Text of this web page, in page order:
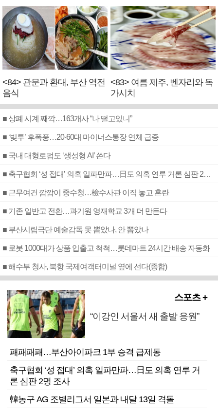
<84> 관문과 환대, 부산 역전
음식
<83> 여름 제주, 벤자리와 독
가시치
■ 상폐 시계 째깍…163개사 “나 떨고있니”
■ ‘빚투’ 후폭풍…20·60대 마이너스통장 연체 급증
■ 국내 대형로펌도 ‘생성형 AI’ 쓴다
■ 축구협회 ‘성 접대’ 의혹 일파만파…日도 의혹 연루 거론 심판 2명 조사
■ 근무여건 깜깜이 중수청…檢수사관 이직 놓고 혼란
■ 기존 일반고 전환…과기원 영재학교 3개 더 만든다
■ 부산시립극단 예술감독 못 뽑았나, 안 뽑았나
■ 로봇 1000대가 상품 입출고 척척…롯데마트 24시간 배송 자동화
■ 해수부 청사, 북항 국제여객터미널 옆에 선다(종합)
스포츠 +
“이강인 서울서 새 출발 응원”
패패패패…부산아이파크 1부 승격 급제동
축구협회 ‘성 접대’ 의혹 일파만파…日도 의혹 연루 거
론 심판 2명 조사
韓농구 AG 조별리그서 일본과 내달 13일 격돌